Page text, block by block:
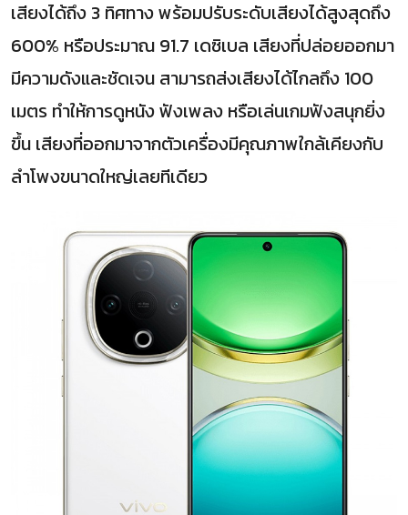
เสียงได้ถึง 3 ทิศทาง พร้อมปรับระดับเสียงได้สูงสุดถึง
600% หรือประมาณ 91.7 เดซิเบล เสียงที่ปล่อยออกมา
มีความดังและชัดเจน สามารถส่งเสียงได้ไกลถึง 100
เมตร ทำให้การดูหนัง ฟังเพลง หรือเล่นเกมฟังสนุกยิ่ง
ขึ้น เสียงที่ออกมาจากตัวเครื่องมีคุณภาพใกล้เคียงกับ
ลำโพงขนาดใหญ่เลยทีเดียว